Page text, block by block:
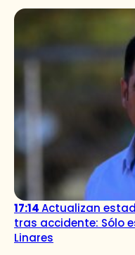
17:14Actualizan
tras accidente: Sólo
Linares